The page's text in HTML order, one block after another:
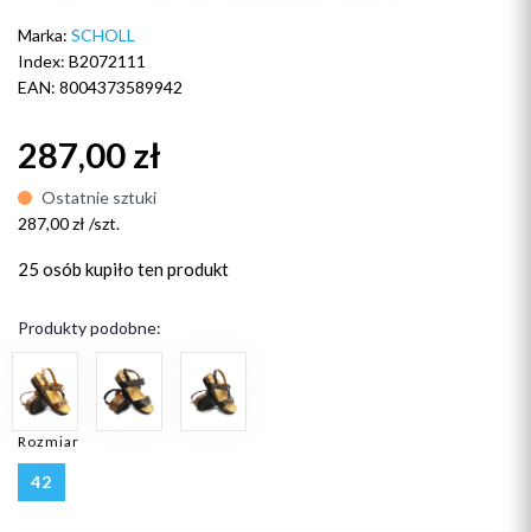
Marka: SCHOLL
Index: B2072111
EAN: 8004373589942
287,00 zł
Ostatnie sztuki
287,00 zł /szt.
25 osób kupiło ten produkt
Produkty podobne:
Rozmiar
42